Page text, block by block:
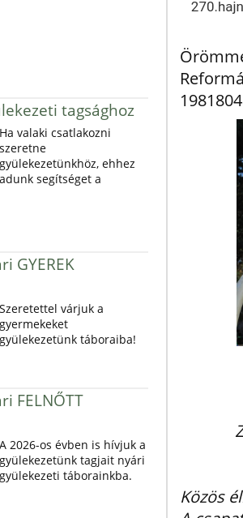
tagsághoz
Ha valaki csatlakozni
szeretne
gyülekezetünkhöz, ehhez
adunk segítséget a
GYEREK
Szeretettel várjuk a
gyermekeket
gyülekezetünk táboraiba!
FELNŐTT
A 2026-os évben is hívjuk a
gyülekezetünk tagjait nyári
gyülekezeti táborainkba.
Közös